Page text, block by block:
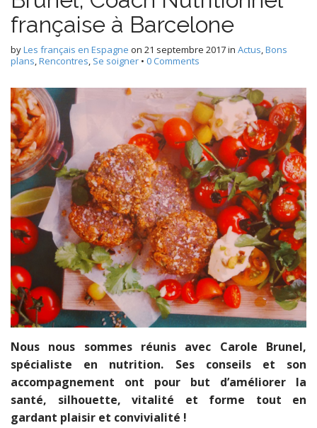
française à Barcelone
byLes français en Espagne on 21 septembre 2017in Actus,Bons
plans,Rencontres, Se soigner • 0 Comments
Nous nous sommes réunis avec Carole Brunel,
spécialiste en nutrition. Ses conseils et son
accompagnement ont pour but d’améliorer la
santé, silhouette, vitalité et forme tout en
gardant plaisir et convivialité !